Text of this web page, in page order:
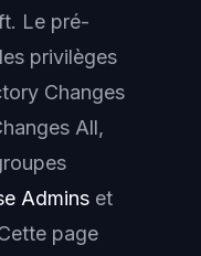
Le pré-
privilèges
Changes
All,
Admins et
page